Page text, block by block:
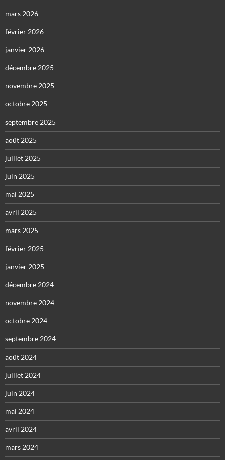
mars 2026
février 2026
janvier 2026
décembre 2025
novembre 2025
octobre 2025
septembre 2025
août 2025
juillet 2025
juin 2025
mai 2025
avril 2025
mars 2025
février 2025
janvier 2025
décembre 2024
novembre 2024
octobre 2024
septembre 2024
août 2024
juillet 2024
juin 2024
mai 2024
avril 2024
mars 2024